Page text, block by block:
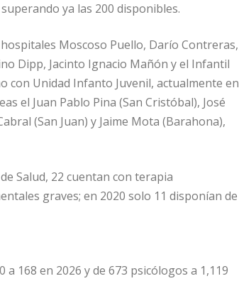
ya las 200 disponibles.
Moscoso Puello, Darío Contreras,
Dipp, Jacinto Ignacio Mañón y el Infantil
con Unidad Infanto Juvenil, actualmente en
el Juan Pablo Pina (San Cristóbal), José
(San Juan) y Jaime Mota (Barahona),
Salud, 22 cuentan con terapia
graves; en 2020 solo 11 disponían de
168 en 2026 y de 673 psicólogos a 1,119